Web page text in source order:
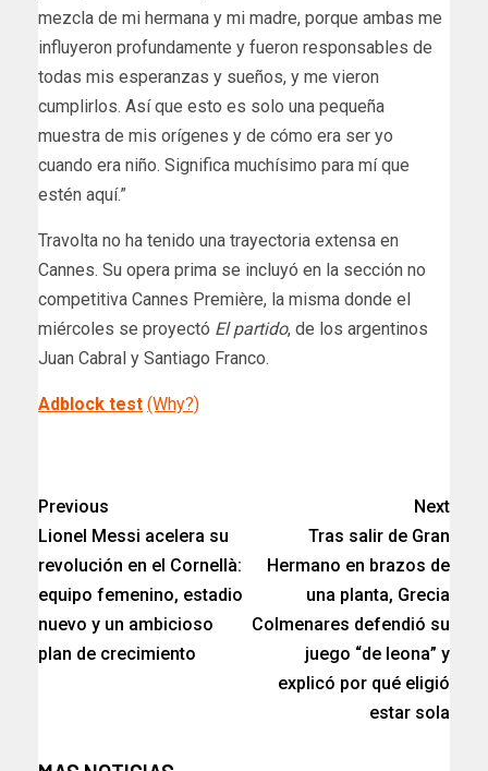
mezcla de mi hermana y mi madre, porque ambas me
influyeron profundamente y fueron responsables de
todas mis esperanzas y sueños, y me vieron
cumplirlos. Así que esto es solo una pequeña
muestra de mis orígenes y de cómo era ser yo
cuando era niño. Significa muchísimo para mí que
estén aquí.”
Travolta no ha tenido una trayectoria extensa en
Cannes. Su opera prima se incluyó en la sección no
competitiva Cannes Première, la misma donde el
miércoles se proyectó El partido, de los argentinos
Juan Cabral y Santiago Franco.
Adblock test (Why?)
Previous
Lionel Messi acelera su
revolución en el Cornellà:
equipo femenino, estadio
nuevo y un ambicioso
plan de crecimiento
Next
Tras salir de Gran
Hermano en brazos de
una planta, Grecia
Colmenares defendió su
juego “de leona” y
explicó por qué eligió
estar sola